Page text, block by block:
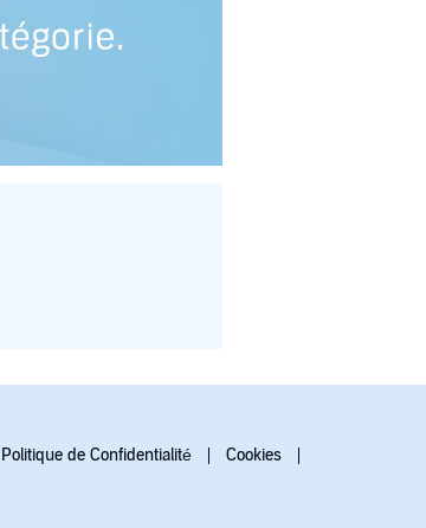
Politique de Confidentialité
Cookies